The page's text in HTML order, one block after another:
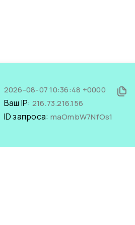
2026-08-07 10:36:48 +0000
Ваш IP: 216.73.216.156
ID запроса: maOmbW7NfOs1